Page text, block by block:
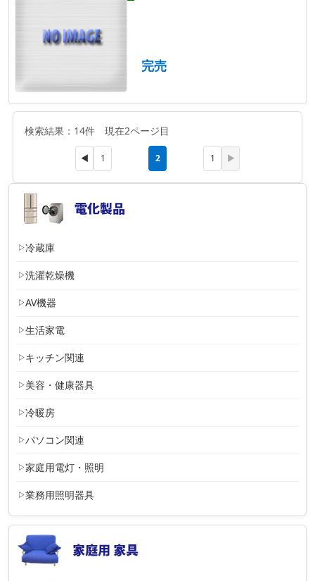
冷蔵庫
洗濯乾燥機
AV機器
生活家電
キッチン関連
美容・健康器具
冷暖房
パソコン関連
家庭用電灯・照明
業務用照明器具
完売
検索結果：14件 現在2ページ目
◀ 1 2 1 ▶